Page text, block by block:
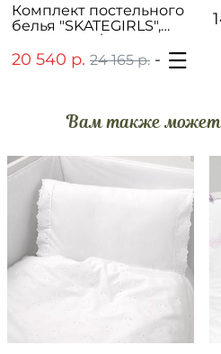
Комплект постельного
белья "SKATEGIRLS",
банановый/мятный
20 540 р. 24 165 р. - 22 048
Вам также может